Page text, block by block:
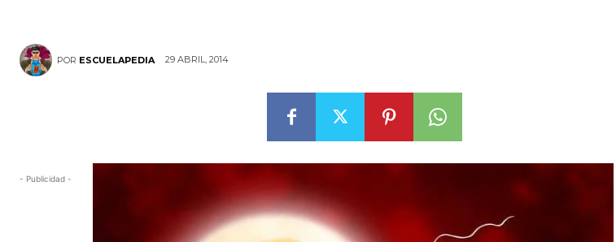
POR ESCUELAPEDIA 29 ABRIL, 2014
- Publicidad -